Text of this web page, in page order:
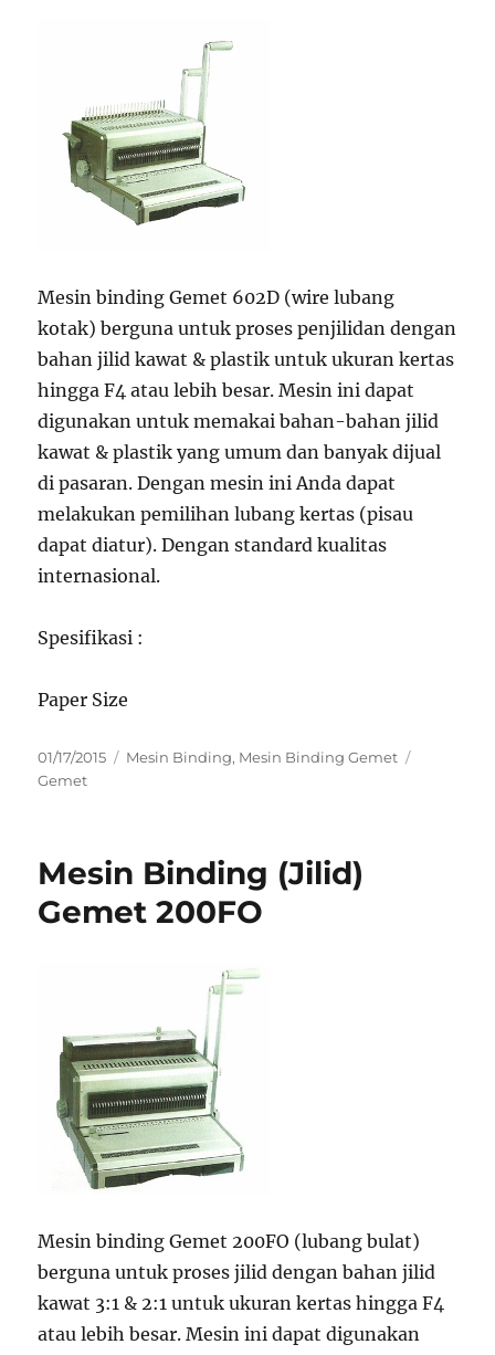
Mesin binding Gemet 602D (wire lubang
kotak) berguna untuk proses penjilidan dengan
bahan jilid kawat & plastik untuk ukuran kertas
hingga F4 atau lebih besar. Mesin ini dapat
digunakan untuk memakai bahan-bahan jilid
kawat & plastik yang umum dan banyak dijual
di pasaran. Dengan mesin ini Anda dapat
melakukan pemilihan lubang kertas (pisau
dapat diatur). Dengan standard kualitas
internasional.
Spesifikasi :
Paper Size
Posted
on
01/17/2015 Categories
Mesin Binding, Mesin Binding Gemet
Gemet
Mesin Binding (Jilid)
Gemet 200FO
Mesin binding Gemet 200FO (lubang bulat)
berguna untuk proses jilid dengan bahan jilid
kawat 3:1 & 2:1 untuk ukuran kertas hingga F4
atau lebih besar. Mesin ini dapat digunakan